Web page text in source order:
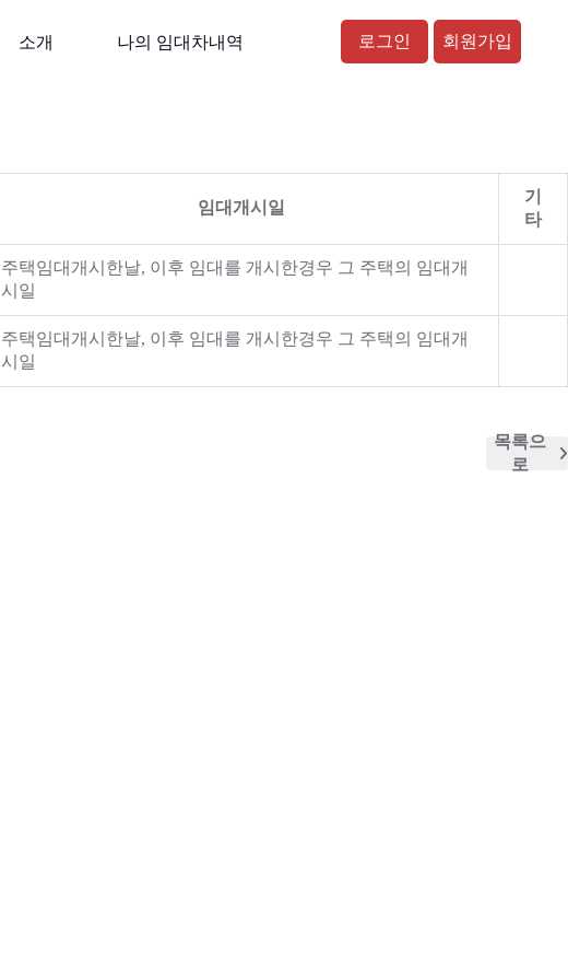
소개 나의 임대차내역 로그인 회원가입
임대개시일
기
타
주택임대개시한날, 이후 임대를 개시한경우 그 주택의 임대개
시일
주택임대개시한날, 이후 임대를 개시한경우 그 주택의 임대개
시일
목록으
로